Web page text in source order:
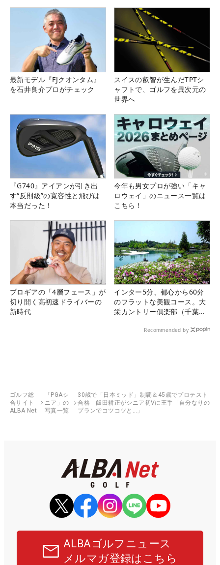
最新モデル『FJクオンタム』
を石井良介プロがチェック
スイスの叡智が生んだTPTシ
ャフトで、ゴルフを異次元の
世界へ
『G740』アイアンが引き出
す“反則級”の寛容性と飛びは
本当だった！
今年も男女プロが強い「キャ
ロウェイ」のニュース一覧は
こちら！
プロギアの「4層フェース」が
切り開く高初速ドライバーの
新時代
インター5分、都心から60分
のフラットな美観コース。大
栄カントリー俱楽部（千葉
Recommended by
ゴルフ総
合サイト
ALBA Net
「PGAシ
ニア」の
写真一覧
30歳で「日本ミッド」制覇＆45歳でプロテスト
合格 飯田耕正がシニア初Vに王手「自分なりの
プランでコツコツと…」
ALBAゴルフニュース
メルマガ登録はこちら